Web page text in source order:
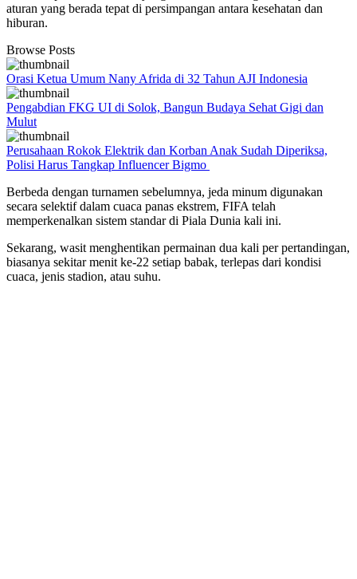
aturan yang berada tepat di persimpangan antara kesehatan dan
hiburan.
Browse Posts
Orasi Ketua Umum Nany Afrida di 32 Tahun AJI Indonesia
Pengabdian FKG UI di Solok, Bangun Budaya Sehat Gigi dan
Mulut
Perusahaan Rokok Elektrik dan Korban Anak Sudah Diperiksa,
Polisi Harus Tangkap Influencer Bigmo
Berbeda dengan turnamen sebelumnya, jeda minum digunakan
secara selektif dalam cuaca panas ekstrem, FIFA telah
memperkenalkan sistem standar di Piala Dunia kali ini.
Sekarang, wasit menghentikan permainan dua kali per pertandingan,
biasanya sekitar menit ke-22 setiap babak, terlepas dari kondisi
cuaca, jenis stadion, atau suhu.